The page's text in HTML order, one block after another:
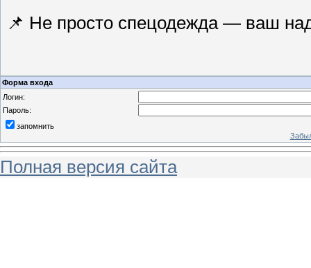
📌 Не просто спецодежда — ваш
Форма входа
Логин:
Пароль:
запомнить
Полная версия сайта